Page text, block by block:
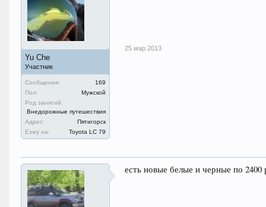
Yu Che
Участник
Сообщения:
169
Пол:
Мужской
Род занятий:
Внедорожные путешествия
Адрес:
Пятигорск
Езжу на:
Toyota LC 79
25 мар 2013
есть новые белые и черные по 2400